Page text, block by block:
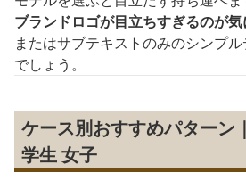
ブランドロゴが目立ちすぎるのが
またはサブテキストのみのシンプ
でしょう。
ケース別おすすめパターン
学生 女子